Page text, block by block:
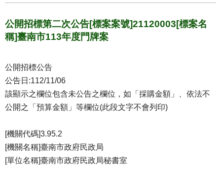
公開招標第二次公告[標案案號]21120003[標案名
稱]臺南市113年度門牌案
公開招標公告
公告日:112/11/06
該顯示之欄位包含未公告之欄位，如「採購金額」、依法不
公開之「預算金額」等欄位(此段文字不會列印)
[機關代碼]3.95.2
[機關名稱]臺南市政府民政局
[單位名稱]臺南市政府民政局秘書室